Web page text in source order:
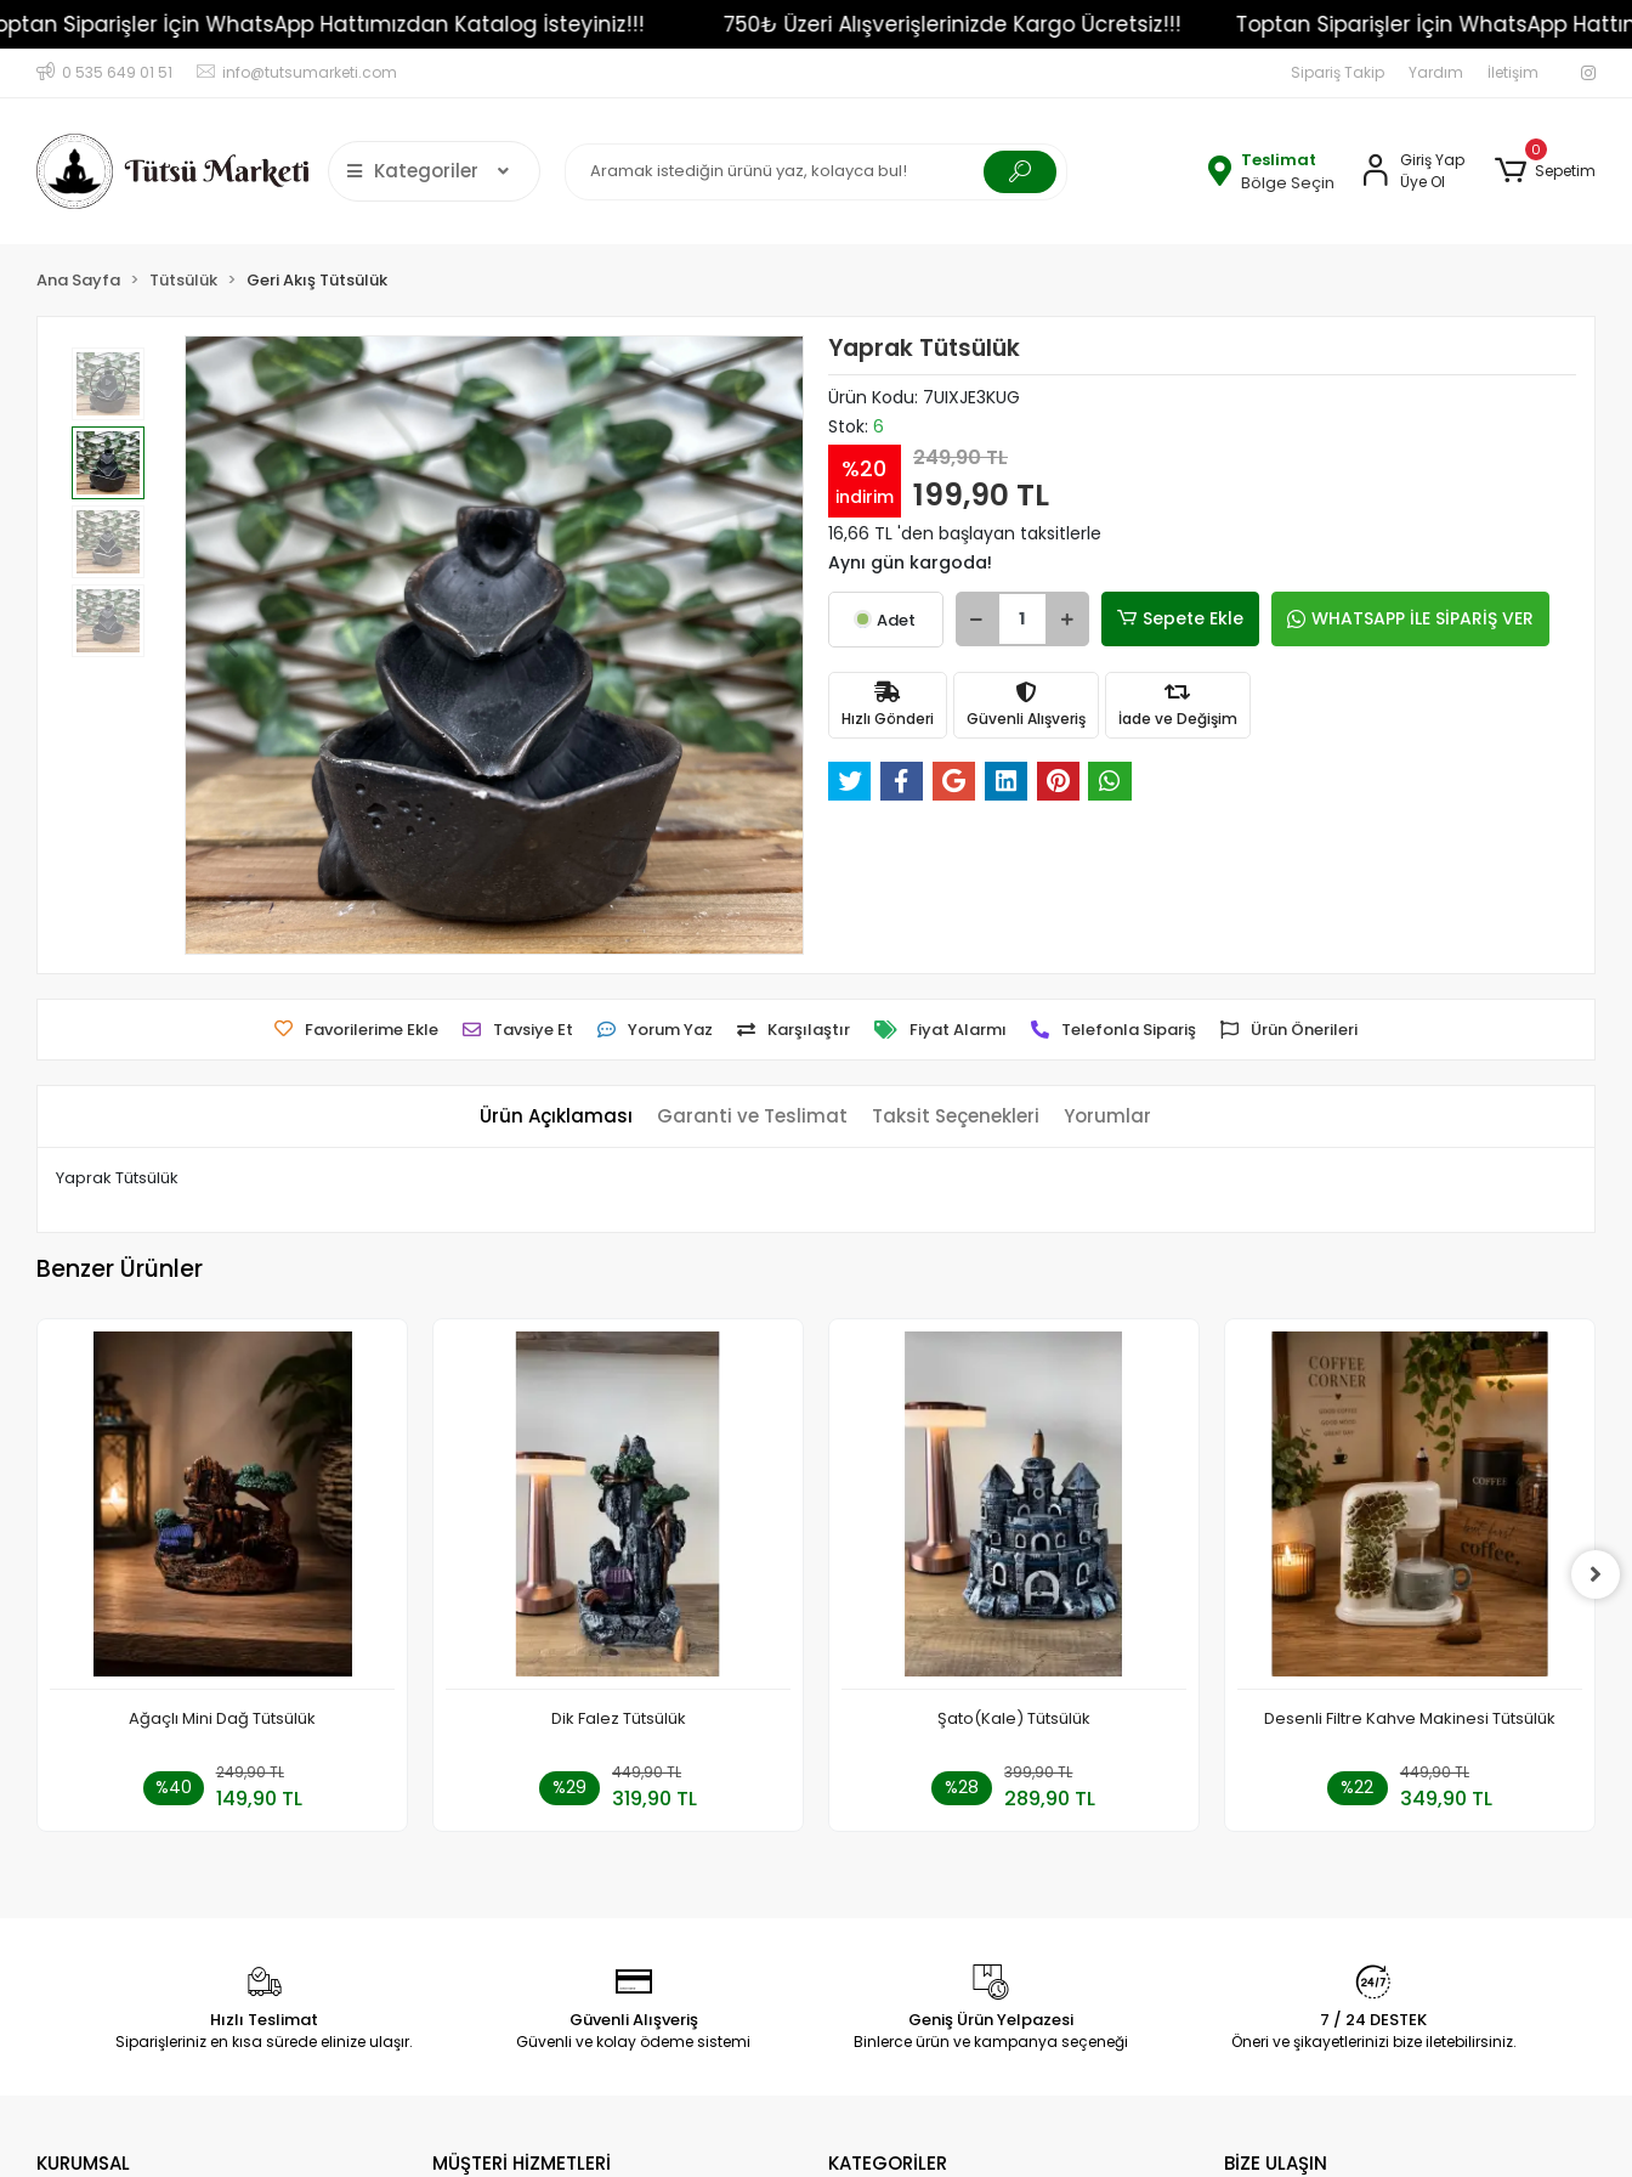
Toptan Siparişler İçin WhatsApp Hattımızdan Katalog İsteyiniz!!! 750₺ Üzeri Alışverişlerinizde Kargo Ücretsiz!!! Toptan Siparişler İçin
0 535 649 01 51 info@tutsumarketi.com Sipariş Takip Yardım İletişim
Kategoriler
Teslimat
Bölge Seçin
Giriş Yap
Üye Ol
0
Sepetim
Ana Sayfa Tütsülük Geri Akış Tütsülük
Yaprak Tütsülük
Ürün Kodu: 7UIXJE3KUG
Stok: 6
%20
indirim
249,90 TL
199,90 TL
16,66 TL 'den başlayan taksitlerle
Aynı gün kargoda!
Adet Sepete Ekle WHATSAPP İLE SİPARİŞ VER
Hızlı Gönderi Güvenli Alışveriş İade ve Değişim
Favorilerime Ekle Tavsiye Et Yorum Yaz Karşılaştır Fiyat Alarmı Telefonla Sipariş Ürün Önerileri
Ürün Açıklaması Garanti ve Teslimat Taksit Seçenekleri Yorumlar
Yaprak Tütsülük
Benzer Ürünler
Ağaçlı Mini Dağ Tütsülük
%40
249,90 TL
149,90 TL
Sepete Ekle
Dik Falez Tütsülük
%29
449,90 TL
319,90 TL
Sepete Ekle
Şato(Kale) Tütsülük
%28
399,90 TL
289,90 TL
Sepete Ekle
Desenli Filtre Kahve Makinesi Tütsülük
%22
449,90 TL
349,90 TL
Sepete Ekle
Hızlı Teslimat
Siparişleriniz en kısa sürede elinize ulaşır.
Güvenli Alışveriş
Güvenli ve kolay ödeme sistemi
Geniş Ürün Yelpazesi
Binlerce ürün ve kampanya seçeneği
7 / 24 DESTEK
Öneri ve şikayetlerinizi bize iletebilirsiniz.
KURUMSAL MÜŞTERİ HİZMETLERİ KATEGORİLER BİZE ULAŞIN